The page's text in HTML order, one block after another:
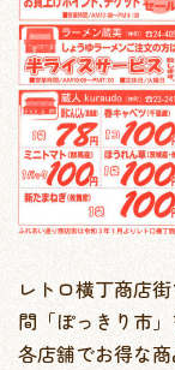
レトロ横丁商店
間「ぽっきり市」
各店舗でお得な